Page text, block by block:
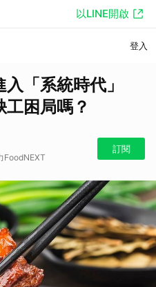
以LINE開啟
登入
入「系統時代」
困局嗎？
FoodNEXT
訂閱